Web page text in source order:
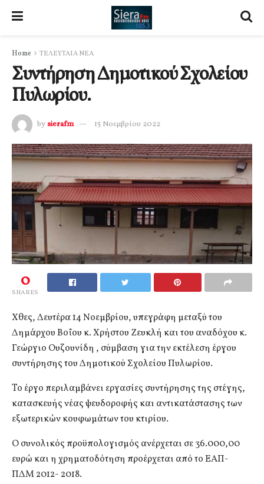
Home ΤΕΛΕΥΤΑΙΑ ΝΕΑ
Συντήρηση Δημοτικού Σχολείου
Πυλωρίου.
by sierafm 15 Νοεμβρίου 2022
0
SHARES
Χθες, Δευτέρα 14 Νοεμβρίου, υπεγράφη μεταξύ του
Δημάρχου Βοΐου κ. Χρήστου Ζευκλή και του αναδόχου κ.
Γεώργιο Ουζουνίδη , σύμβαση για την εκτέλεση έργου
συντήρησης του Δημοτικού Σχολείου Πυλωρίου.
To έργο περιλαμβάνει εργασίες συντήρησης της στέγης,
κατασκευής νέας ψευδοροφής και αντικατάστασης των
εξωτερικών κουφωμάτων του κτιρίου.
Ο συνολικός προϋπολογισμός ανέρχεται σε 36.000,00
ευρώ και η χρηματοδότηση προέρχεται από το ΕΑΠ-
ΠΔΜ 2012- 2018.